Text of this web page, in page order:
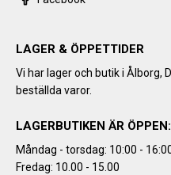
LAGER & ÖPPETTIDER
Vi har lager och butik i Ålborg,
beställda varor.
LAGERBUTIKEN ÄR ÖPPEN:
Måndag - torsdag: 10:00 -
Fredag: 10.00 - 15.00